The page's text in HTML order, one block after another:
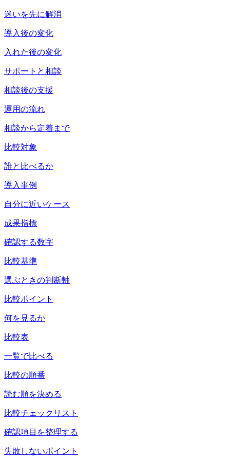
迷いを先に解消
導入後の変化
入れた後の変化
サポートと相談
相談後の支援
運用の流れ
相談から定着まで
比較対象
誰と比べるか
導入事例
自分に近いケース
成果指標
確認する数字
比較基準
選ぶときの判断軸
比較ポイント
何を見るか
比較表
一覧で比べる
比較の順番
読む順を決める
比較チェックリスト
確認項目を整理する
失敗しないポイント